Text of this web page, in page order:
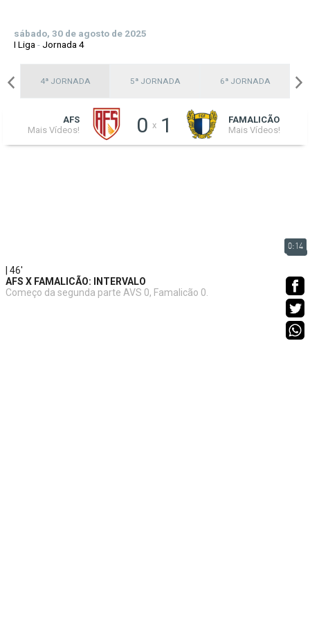
sábado, 30 de agosto de 2025
I Liga -Jornada 4
4ª JORNADA 5ª JORNADA 6ª JORNADA
AFS
Mais Vídeos!
0 x 1
FAMALICÃO
Mais Vídeos!
0:14
| 46'
AFS X FAMALICÃO: INTERVALO
Começo da segunda parte AVS 0, Famalicão 0.